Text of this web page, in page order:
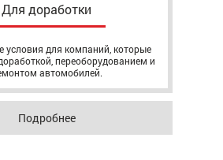
Для доработки
условия для компаний, которые
переоборудованием и
автомобилей.
Подробнее